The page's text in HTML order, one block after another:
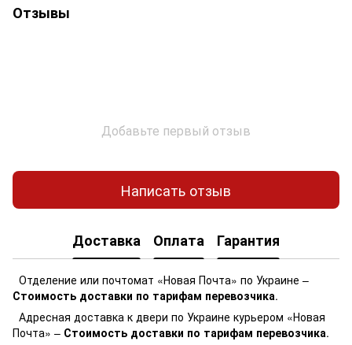
Отзывы
Добавьте первый отзыв
Написать отзыв
Доставка Оплата Гарантия
Отделение или почтомат «Новая Почта» по Украине –
Стоимость доставки по тарифам перевозчика.
Адресная доставка к двери по Украине курьером «Новая
Почта» – Стоимость доставки по тарифам перевозчика.